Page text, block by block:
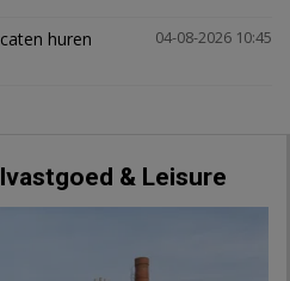
04-08-2026 10:45
huren
& Leisure